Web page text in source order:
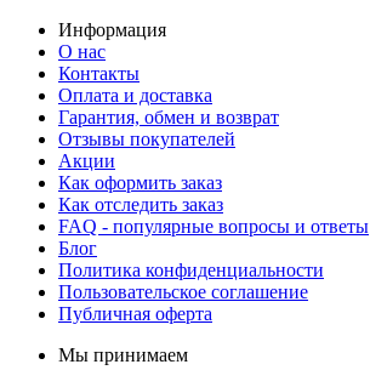
Информация
О нас
Контакты
Оплата и доставка
Гарантия, обмен и возврат
Отзывы покупателей
Акции
Как оформить заказ
Как отследить заказ
FAQ - популярные вопросы и ответы
Блог
Политика конфиденциальности
Пользовательское соглашение
Публичная оферта
Мы принимаем